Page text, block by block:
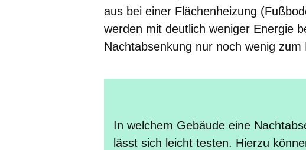
aus bei einer Flächenheizung
werden mit deutlich weniger Energie
Nachtabsenkung nur noch wenig zum
In welchem Gebäude eine
lässt sich leicht testen. Hierzu